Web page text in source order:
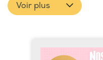
Voir plus